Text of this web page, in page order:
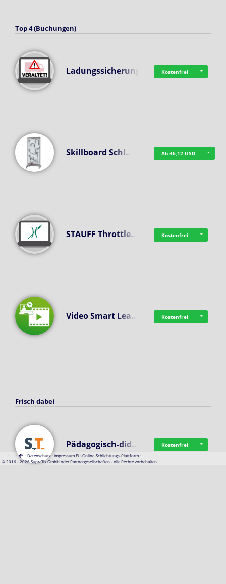
Top 4 (Buchungen)
Ladungssicherung Kostenfrei
Skillboard Schl… Ab 46,12 USD
STAUFF Throttle… Kostenfrei
Video Smart Lea… Kostenfrei
Frisch dabei
Pädagogisch-did… Kostenfrei
· · ·Datenschutz·Impressum EU-Online-Schlichtungs-Plattform·
© 2016 - 2026 SupraTix GmbH oder Partnergesellschaften - Alle Rechte vorbehalten.